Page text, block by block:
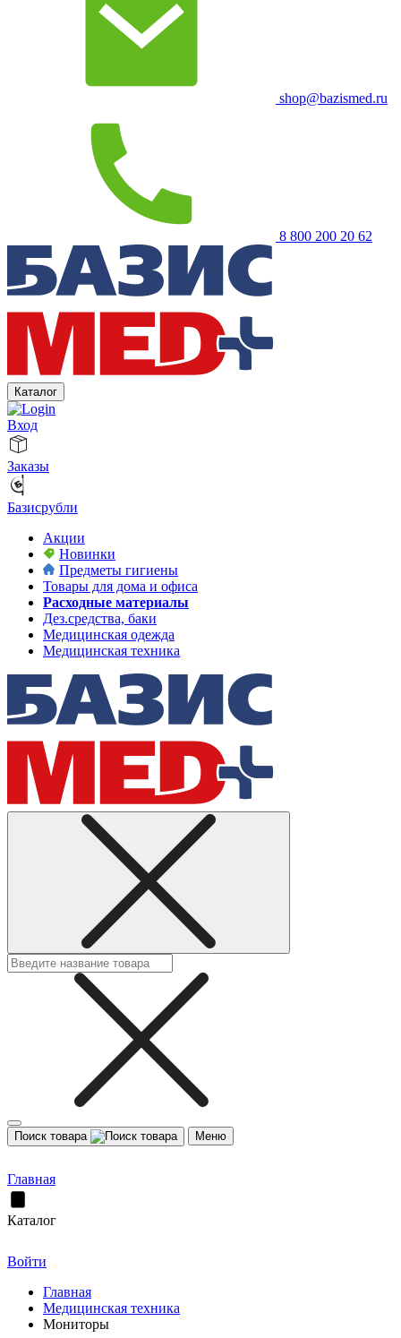
shop@bazismed.ru
8 800 200 20 62
Каталог
Вход
Заказы
Базисрубли
Акции
Новинки
Предметы гигиены
Товары для дома и офиса
Расходные материалы
Дез.средства, баки
Медицинская одежда
Медицинская техника
Поиск товара Меню
Главная
Каталог
Войти
Главная
Медицинская техника
Мониторы